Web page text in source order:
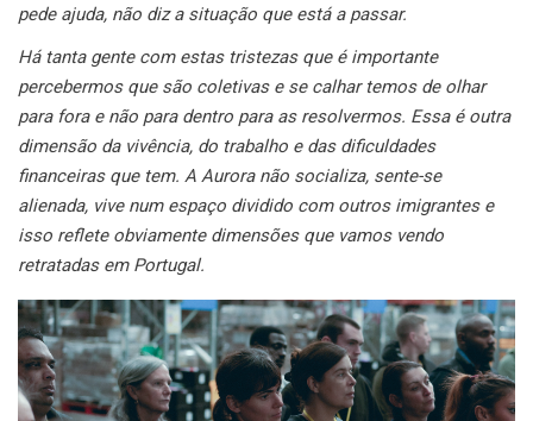
pede ajuda, não diz a situação que está a passar.
Há tanta gente com estas tristezas que é importante
percebermos que são coletivas e se calhar temos de olhar
para fora e não para dentro para as resolvermos. Essa é outra
dimensão da vivência, do trabalho e das dificuldades
financeiras que tem. A Aurora não socializa, sente-se
alienada, vive num espaço dividido com outros imigrantes e
isso reflete obviamente dimensões que vamos vendo
retratadas em Portugal.